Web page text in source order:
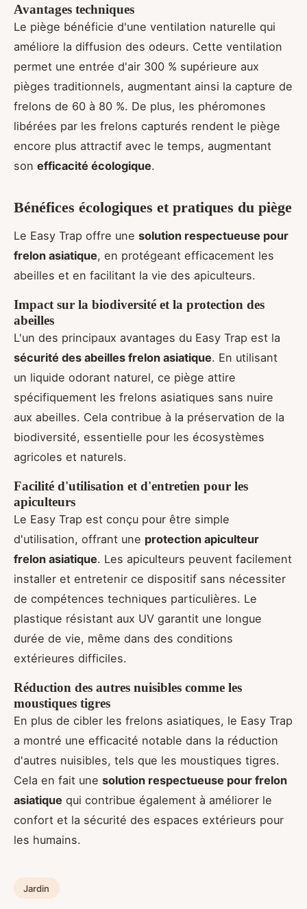
Avantages techniques
Le piège bénéficie d'une ventilation naturelle qui
améliore la diffusion des odeurs. Cette ventilation
permet une entrée d'air 300 % supérieure aux
pièges traditionnels, augmentant ainsi la capture de
frelons de 60 à 80 %. De plus, les phéromones
libérées par les frelons capturés rendent le piège
encore plus attractif avec le temps, augmentant
son efficacité écologique.
Bénéfices écologiques et pratiques du piège
Le Easy Trap offre une solution respectueuse pour
frelon asiatique, en protégeant efficacement les
abeilles et en facilitant la vie des apiculteurs.
Impact sur la biodiversité et la protection des
abeilles
L'un des principaux avantages du Easy Trap est la
sécurité des abeilles frelon asiatique. En utilisant
un liquide odorant naturel, ce piège attire
spécifiquement les frelons asiatiques sans nuire
aux abeilles. Cela contribue à la préservation de la
biodiversité, essentielle pour les écosystèmes
agricoles et naturels.
Facilité d'utilisation et d'entretien pour les
apiculteurs
Le Easy Trap est conçu pour être simple
d'utilisation, offrant une protection apiculteur
frelon asiatique. Les apiculteurs peuvent facilement
installer et entretenir ce dispositif sans nécessiter
de compétences techniques particulières. Le
plastique résistant aux UV garantit une longue
durée de vie, même dans des conditions
extérieures difficiles.
Réduction des autres nuisibles comme les
moustiques tigres
En plus de cibler les frelons asiatiques, le Easy Trap
a montré une efficacité notable dans la réduction
d'autres nuisibles, tels que les moustiques tigres.
Cela en fait une solution respectueuse pour frelon
asiatique qui contribue également à améliorer le
confort et la sécurité des espaces extérieurs pour
les humains.
Jardin